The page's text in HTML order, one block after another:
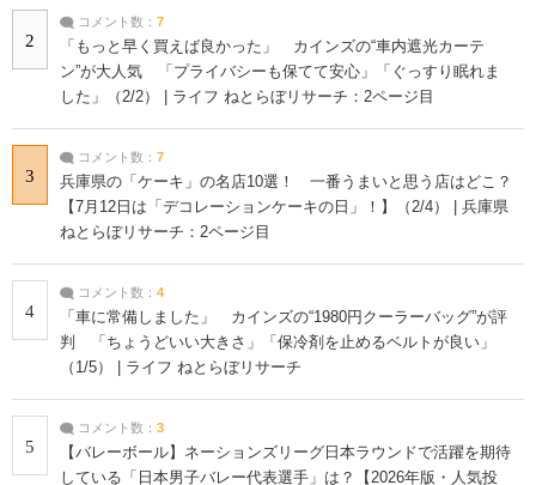
2
コメント数： 7
「もっと早く買えば良かった」 カインズの“車内遮光カーテ
ン”が大人気 「プライバシーも保てて安心」「ぐっすり眠れま
した」（2/2） | ライフ ねとらぼリサーチ：2ページ目
3
コメント数： 7
兵庫県の「ケーキ」の名店10選！ 一番うまいと思う店はどこ？
【7月12日は「デコレーションケーキの日」！】（2/4） | 兵庫県
ねとらぼリサーチ：2ページ目
4
コメント数： 4
「車に常備しました」 カインズの“1980円クーラーバッグ”が評
判 「ちょうどいい大きさ」「保冷剤を止めるベルトが良い」
（1/5） | ライフ ねとらぼリサーチ
5
コメント数： 3
【バレーボール】ネーションズリーグ日本ラウンドで活躍を期待
している「日本男子バレー代表選手」は？【2026年版・人気投